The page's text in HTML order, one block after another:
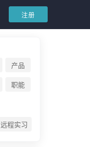
注册
产品
职能
远程实习